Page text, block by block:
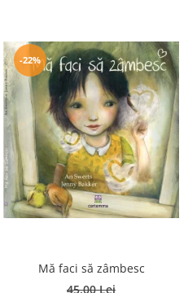
-22%
Mă faci să zâmbesc
45,00 Lei